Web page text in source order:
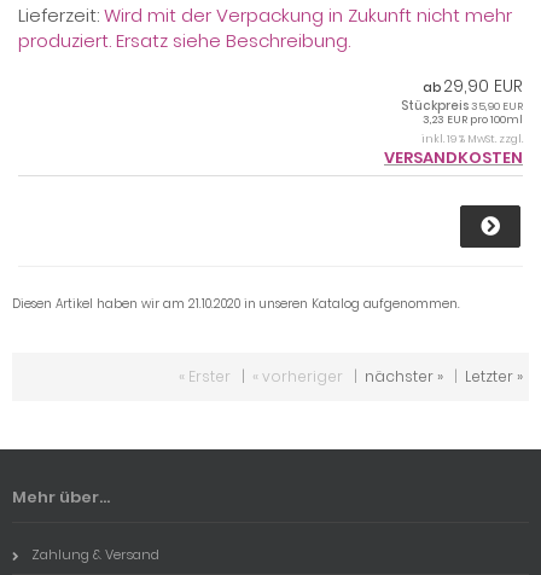
Lieferzeit:Wird mit der Verpackung in Zukunft nicht mehr
produziert. Ersatz siehe Beschreibung.
ab 29,90 EUR
Stückpreis35,90 EUR
3,23 EUR pro 100ml
inkl. 19 % MwSt. zzgl.
VERSANDKOSTEN
Diesen Artikel haben wir am 21.10.2020 in unseren Katalog aufgenommen.
« Erster | « vorheriger | nächster » | Letzter »
Mehr über...
Zahlung & Versand